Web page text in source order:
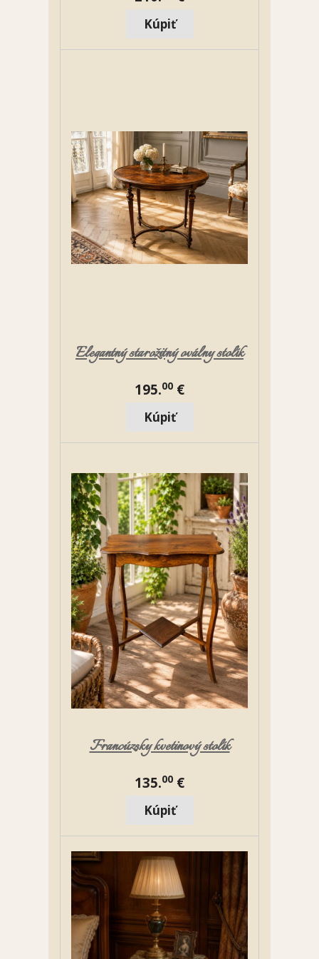
Elegantný starožitný oválny stolík
195.00 €
Francúzsky kvetinový stolík
135.00 €